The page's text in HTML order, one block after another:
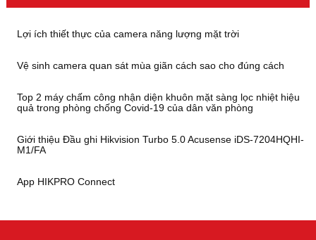
Lợi ích thiết thực của camera năng lượng mặt trời
Vệ sinh camera quan sát mùa giãn cách sao cho đúng cách
Top 2 máy chấm công nhận diện khuôn mặt sàng lọc nhiệt hiệu
quả trong phòng chống Covid-19 của dân văn phòng
Giới thiệu Đầu ghi Hikvision Turbo 5.0 Acusense iDS-7204HQHI-
M1/FA
App HIKPRO Connect